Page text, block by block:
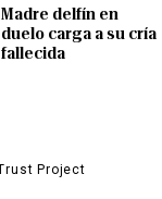
Madre delfín en
duelo carga a su cría
fallecida